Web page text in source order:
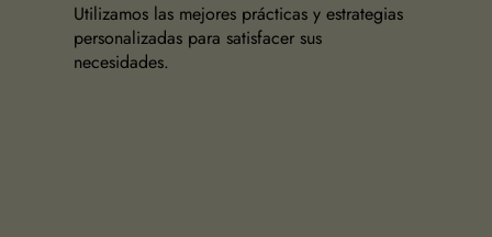
Utilizamos las mejores prácticas y estrategias
personalizadas para satisfacer sus
necesidades.